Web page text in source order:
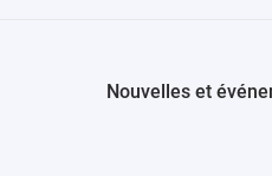
Nouvelles et